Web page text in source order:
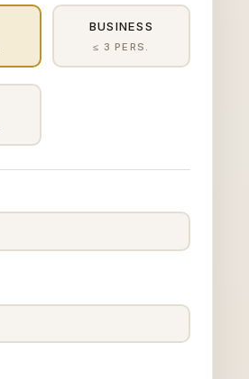
BUSINESS
≤ 3 PERS.